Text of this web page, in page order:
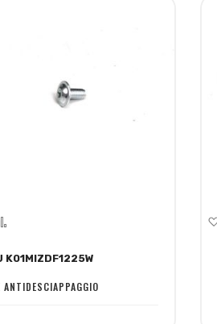
confronto
K01MIZDF1225W
ANTIDESCIAPPAGGIO